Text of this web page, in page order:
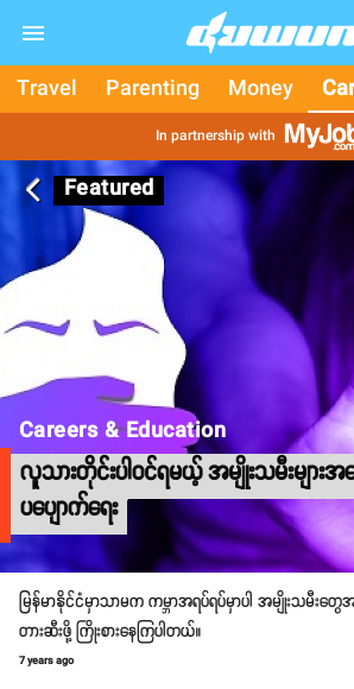
Travel Parenting Money
In partnership with
Featured
arrow_back_ios
Careers & Education
လူသားတိုင်းပါဝင်ရမယ့် အမျိုးသမီးများ
ပပျောက်ရေး
မြန်မာနိုင်ငံမှာသာမက ကမ္ဘာအရပ်ရပ်မှာပါ အမျိုးသမီး
တားဆီးဖို့ ကြိုးစားနေကြပါတယ်။
7 years ago